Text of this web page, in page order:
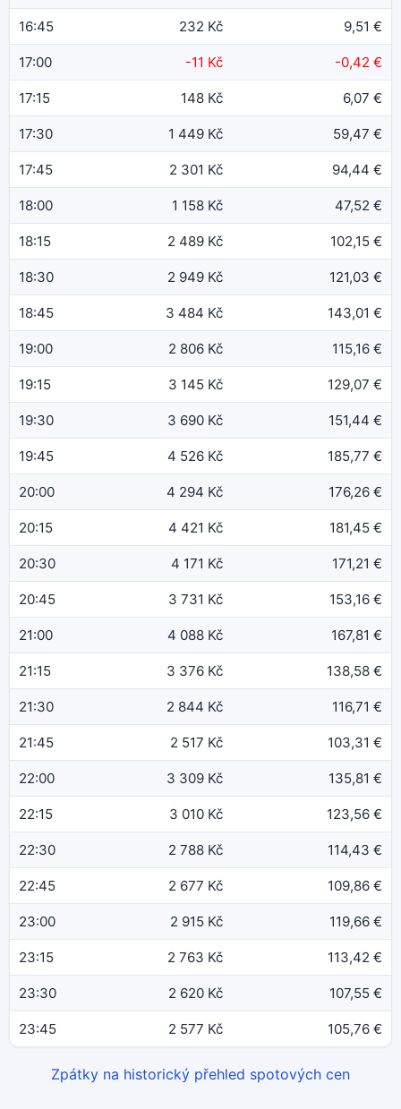
16:45 232 Kč 9,51 €
17:00 -11 Kč -0,42 €
17:15 148 Kč 6,07 €
17:30 1 449 Kč 59,47 €
17:45 2 301 Kč 94,44 €
18:00 1 158 Kč 47,52 €
18:15 2 489 Kč 102,15 €
18:30 2 949 Kč 121,03 €
18:45 3 484 Kč 143,01 €
19:00 2 806 Kč 115,16 €
19:15 3 145 Kč 129,07 €
19:30 3 690 Kč 151,44 €
19:45 4 526 Kč 185,77 €
20:00 4 294 Kč 176,26 €
20:15 4 421 Kč 181,45 €
20:30 4 171 Kč 171,21 €
20:45 3 731 Kč 153,16 €
21:00 4 088 Kč 167,81 €
21:15 3 376 Kč 138,58 €
21:30 2 844 Kč 116,71 €
21:45 2 517 Kč 103,31 €
22:00 3 309 Kč 135,81 €
22:15 3 010 Kč 123,56 €
22:30 2 788 Kč 114,43 €
22:45 2 677 Kč 109,86 €
23:00 2 915 Kč 119,66 €
23:15 2 763 Kč 113,42 €
23:30 2 620 Kč 107,55 €
23:45 2 577 Kč 105,76 €
Zpátky na historický přehled spotových cen